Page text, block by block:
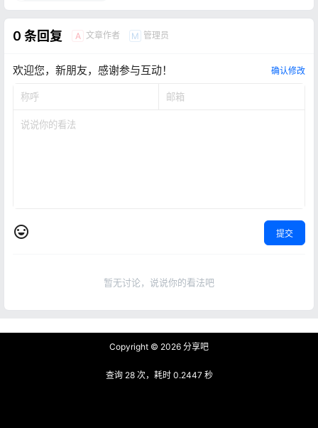
0 条回复 A 文章作者 M 管理员
欢迎您，新朋友，感谢参与互动！ 确认修改
提交
暂无讨论，说说你的看法吧
Copyright © 2026 分享吧
查询 28 次，耗时 0.2447 秒